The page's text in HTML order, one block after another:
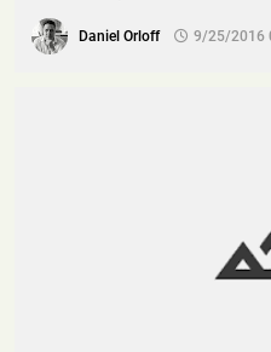
Daniel Orloff 9/25/2016